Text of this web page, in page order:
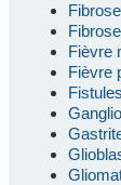
Fièvre
Fièvre